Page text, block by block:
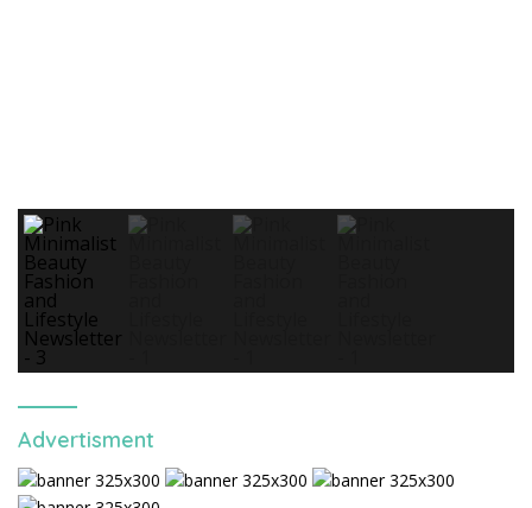
Advertisment